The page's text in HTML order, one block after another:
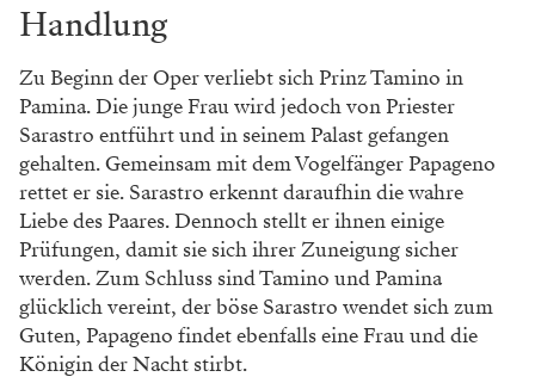
Handlung
Zu Beginn der Oper verliebt sich Prinz Tamino in
Pamina. Die junge Frau wird jedoch von Priester
Sarastro entführt und in seinem Palast gefangen
gehalten. Gemeinsam mit dem Vogelfänger Papageno
rettet er sie. Sarastro erkennt daraufhin die wahre
Liebe des Paares. Dennoch stellt er ihnen einige
Prüfungen, damit sie sich ihrer Zuneigung sicher
werden. Zum Schluss sind Tamino und Pamina
glücklich vereint, der böse Sarastro wendet sich zum
Guten, Papageno findet ebenfalls eine Frau und die
Königin der Nacht stirbt.